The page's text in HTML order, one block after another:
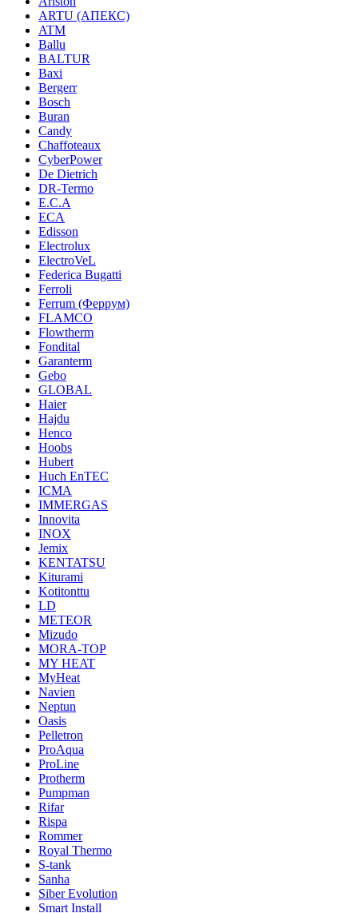
ARTU (АПЕКС)
ATM
Ballu
BALTUR
Baxi
Bergerr
Bosch
Buran
Candy
Chaffoteaux
CyberPower
De Dietrich
DR-Termo
E.C.A
ECA
Edisson
Electrolux
ElectroVeL
Federica Bugatti
Ferroli
Ferrum (Феррум)
FLAMCO
Flowtherm
Fondital
Garanterm
Gebo
GLOBAL
Haier
Hajdu
Henco
Hoobs
Hubert
Huch EnTEC
ICMA
IMMERGAS
Innovita
INOX
Jemix
KENTATSU
Kiturami
Kotitonttu
LD
METEOR
Mizudo
MORA-TOP
MY HEAT
MyHeat
Navien
Neptun
Oasis
Pelletron
ProAqua
ProLine
Protherm
Pumpman
Rifar
Rispa
Rommer
Royal Thermo
S-tank
Sanha
Siber Evolution
Smart Install